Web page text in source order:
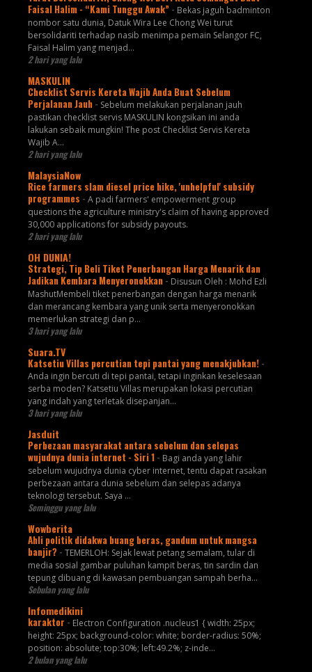
Faisal Halim - “Kami Tunggu Awak” - Bekas jaguh badminton
nombor satu dunia, Datuk Wira Lee Chong Wei turut
bersolidariti terhadap nasib menimpa pemain Selangor FC,
Faisal Halim yang menjad...
2 hari yang lalu
MASKULIN
Checklist Servis Kereta Wajib Anda Buat Sebelum
Perjalanan Jauh - Sebelum melakukan perjalanan jauh
pastikan checklist servis MASKULIN kongsikan ini anda
lakukan sebaik mungkin! The post Checklist Servis Kereta
Wajib A...
2 hari yang lalu
MalaysiaNow
Rice farmers slam diesel price hike, 'unhelpful' subsidy
programmes - A padi farmers' empowerment group
questions the agriculture ministry's claim of having approved
30,000 applications for subsidy payouts.
2 hari yang lalu
OH DUNIA!
Strategi, Tip Beli Tiket Penerbangan Harga Menarik dan
Jadikan Kembara Menyeronokkan - Disusun Oleh : Mohd Ezli
MashutMembeli tiket penerbangan dengan harga menarik
dan merancang kembara yang unik serta menyeronokkan
memerlukan strategi dan p...
3 hari yang lalu
Suara.TV
Katsetiu Villas percutian tepi pantai yang menakjubkan! -
Anda ingin bercuti di tepi pantai, tetapi inginkan keselesaan
serba moden? Katsetiu Villas merupakan lokasi percutian
yang indah yang terletak disepanjan...
3 hari yang lalu
Jasduit
Perbezaan masyarakat antara sebelum dan selepas
wujudnya dunia internet - Siri 1 - Bagi anda yang lahir
sebelum wujudnya dunia cyber internet, tentu dapat rasakan
perbezaan antara dunia sebelum dan selepas adanya
teknologi tersebut. Saya ...
Seminggu yang lalu
Wowberita
Ahli politik didakwa buang beras, gandum untuk mangsa
banjir? - TEMERLOH: Sejak lewat petang semalam, tular di
media sosial gambar puluhan kampit beras, tin sardin dan
tepung dibuang di kawasan pembuangan sampah berha...
Sebulan yang lalu
Infomedikini
karaktor - Electron Configuration .nucleus1 { width: 25px;
height: 25px; background-color: white; border-radius: 50%;
position: absolute; top:30%; left:49.2%; z-inde...
2 bulan yang lalu